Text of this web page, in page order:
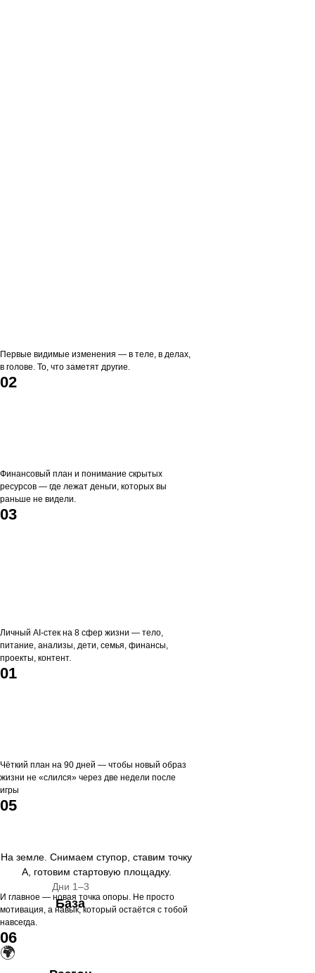
Первые видимые изменения — в теле, в делах,
в голове. То, что заметят другие.
02
Финансовый план и понимание скрытых
ресурсов — где лежат деньги, которых вы
раньше не видели.
03
Личный AI-стек на 8 сфер жизни — тело,
питание, анализы, дети, семья, финансы,
проекты, контент.
01
Чёткий план на 90 дней — чтобы новый образ
жизни не «слился» через две недели после
игры
05
И главное — новая точка опоры. Не просто
мотивация, а навык, который остаётся с тобой
навсегда.
06
На земле. Снимаем ступор, ставим точку
А, готовим стартовую площадку.
Дни 1–3
База
🌍